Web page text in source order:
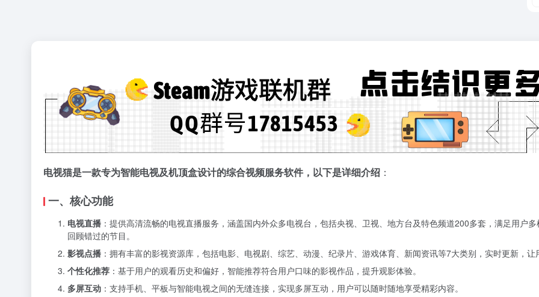
电视猫是一款专为智能电视及机顶盒设计的综合视频服务软件，以下是详细介绍 ：
一、核心功能
电视直播 ：提供高清流畅的电视直播服务，涵盖国内外众多电视台，包括央视、卫视、地方台及特色频道200多套，满足用户
回顾错过的节目。
影视点播 ：拥有丰富的影视资源库，包括电影、电视剧、综艺、动漫、纪录片、游戏体育、新闻资讯等7大类别，实时更新，让
个性化推荐 ：基于用户的观看历史和偏好，智能推荐符合用户口味的影视作品，提升观影体验。
多屏互动 ：支持手机、平板与智能电视之间的无缝连接，实现多屏互动，用户可以随时随地享受精彩内容。